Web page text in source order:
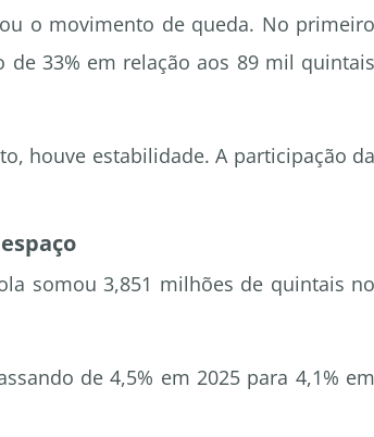
o movimento de queda. No primeiro
33% em relação aos 89 mil quintais
houve estabilidade. A participação da
somou 3,851 milhões de quintais no
de 4,5% em 2025 para 4,1% em